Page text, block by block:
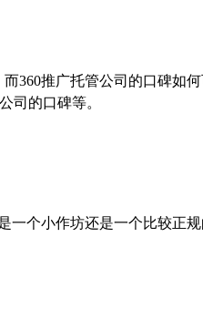
360推广托管公司的口碑如
司的口碑等。
一个小作坊还是一个比较正